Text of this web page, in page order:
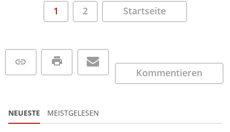
1 2 Startseite
Kommentieren
NEUESTE MEISTGELESEN